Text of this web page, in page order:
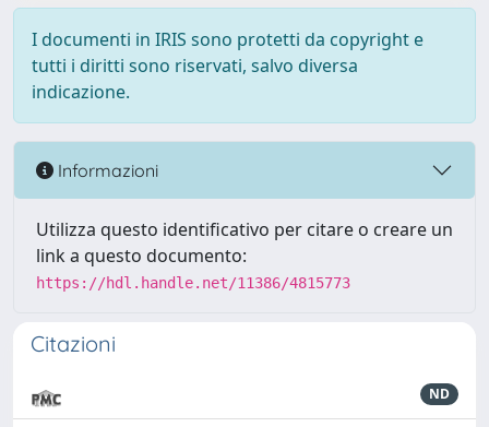
I documenti in IRIS sono protetti da copyright e
tutti i diritti sono riservati, salvo diversa
indicazione.
Informazioni
Utilizza questo identificativo per citare o creare un
link a questo documento:
https://hdl.handle.net/11386/4815773
Citazioni
ND